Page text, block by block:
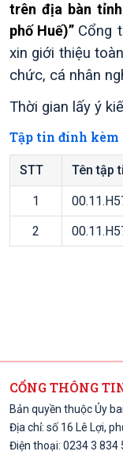
trên địa bàn
phố Huế)” Cổng
xin giới thiệu
chức, cá nhân
Thời gian lấy ý
Tập tin đính kèm
STT Tên tập
1
2
CỔNG THÔNG
Bản quyền thuộc Ủy
Địa chỉ: số 16 Lê Lợi,
Điện thoại: 0234 3 834